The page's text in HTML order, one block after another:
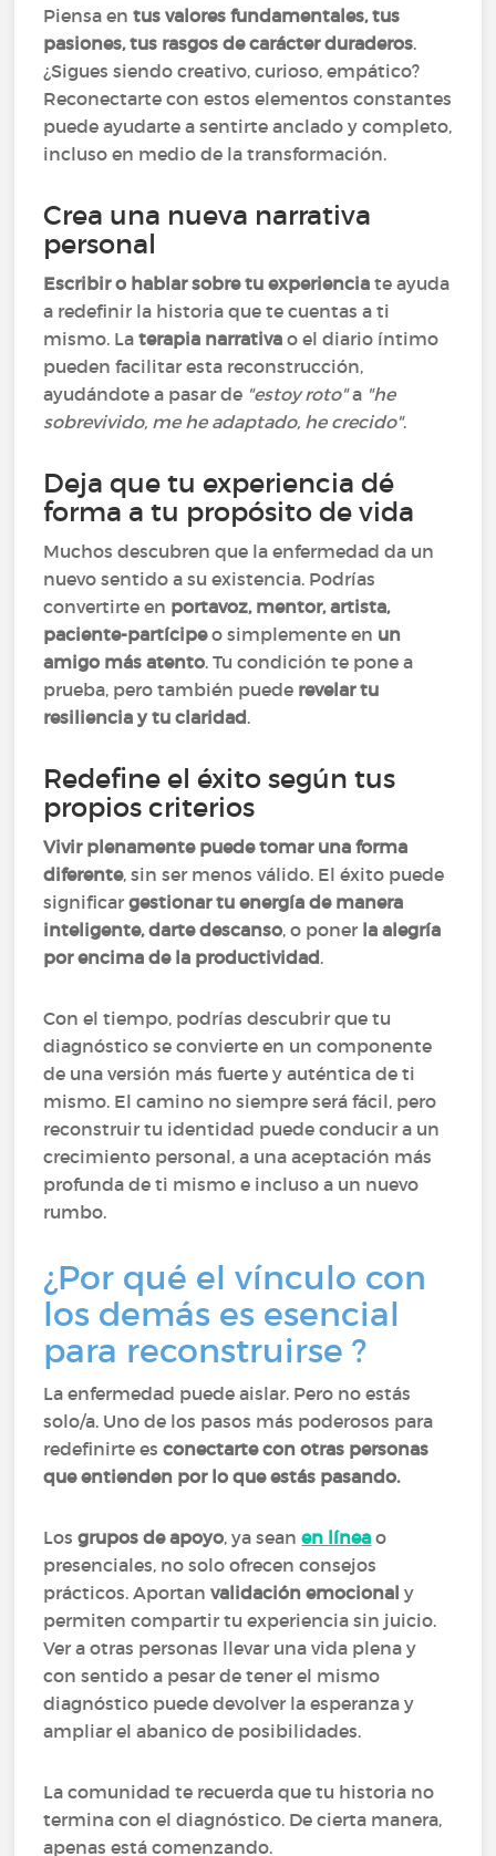
Piensa entus valores fundamentales, tus
pasiones, tus rasgos de carácter duraderos.
¿Sigues siendo creativo, curioso, empático?
Reconectarte con estos elementos constantes
puede ayudarte a sentirte anclado y completo,
incluso en medio de la transformación.
Crea una nueva narrativa
personal
Escribir o hablar sobre tu experiencia te ayuda
a redefinir la historia que te cuentas a ti
mismo. Laterapia narrativa o el diario íntimo
pueden facilitar esta reconstrucción,
ayudándote a pasar de "estoy roto"a "he
sobrevivido, me he adaptado, he crecido".
Deja que tu experiencia dé
forma a tu propósito de vida
Muchos descubren que la enfermedad da un
nuevo sentido a su existencia. Podrías
convertirte en portavoz, mentor, artista,
paciente-partícipeo simplemente en un
amigo más atento. Tu condición te pone a
prueba, pero también puede revelar tu
resiliencia y tu claridad.
Redefine el éxito según tus
propios criterios
Vivir plenamente puede tomar una forma
diferente, sin ser menos válido. El éxito puede
significargestionar tu energía de manera
inteligente, darte descanso, o poner la alegría
por encima de la productividad.
Con el tiempo, podrías descubrir que tu
diagnóstico se convierte en un componente
de una versión más fuerte y auténtica de ti
mismo. El camino no siempre será fácil, pero
reconstruir tu identidad puede conducir a un
crecimiento personal, a una aceptación más
profunda de ti mismo e incluso a un nuevo
rumbo.
¿Por qué el vínculo con
los demás es esencial
para reconstruirse ?
La enfermedad puede aislar. Pero no estás
solo/a. Uno de los pasos más poderosos para
redefinirte esconectarte con otras personas
que entienden por lo que estás pasando.
Losgrupos de apoyo, ya seanen línea o
presenciales, no solo ofrecen consejos
prácticos. Aportanvalidación emocionaly
permiten compartir tu experiencia sin juicio.
Ver a otras personas llevar una vida plena y
con sentido a pesar de tener el mismo
diagnóstico puede devolver la esperanza y
ampliar el abanico de posibilidades.
La comunidad te recuerda que tu historia no
termina con el diagnóstico. De cierta manera,
apenas está comenzando.